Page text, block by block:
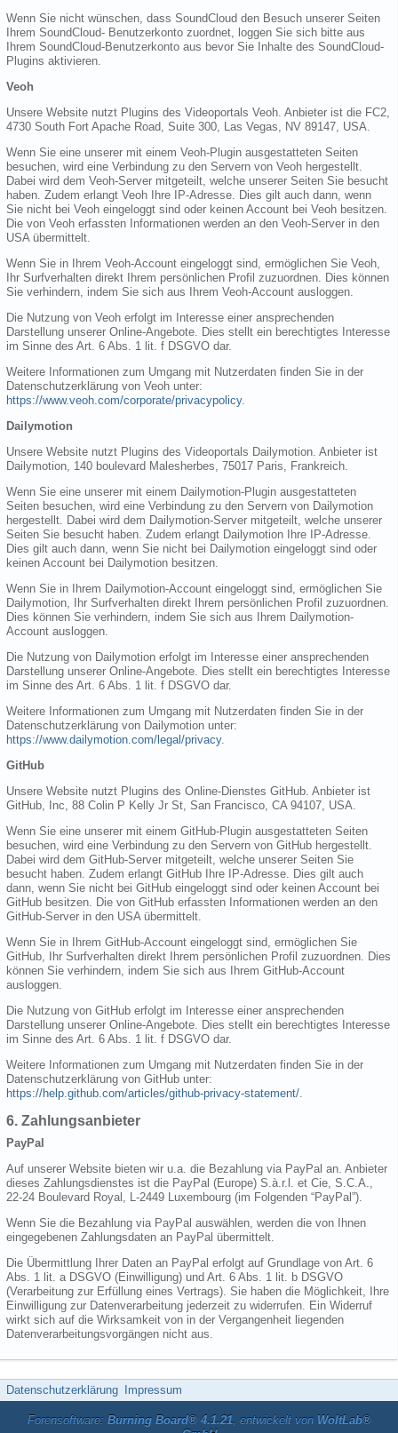
Wenn Sie nicht wünschen, dass SoundCloud den Besuch unserer Seiten
Ihrem SoundCloud- Benutzerkonto zuordnet, loggen Sie sich bitte aus
Ihrem SoundCloud-Benutzerkonto aus bevor Sie Inhalte des SoundCloud-
Plugins aktivieren.
Veoh
Unsere Website nutzt Plugins des Videoportals Veoh. Anbieter ist die FC2,
4730 South Fort Apache Road, Suite 300, Las Vegas, NV 89147, USA.
Wenn Sie eine unserer mit einem Veoh-Plugin ausgestatteten Seiten
besuchen, wird eine Verbindung zu den Servern von Veoh hergestellt.
Dabei wird dem Veoh-Server mitgeteilt, welche unserer Seiten Sie besucht
haben. Zudem erlangt Veoh Ihre IP-Adresse. Dies gilt auch dann, wenn
Sie nicht bei Veoh eingeloggt sind oder keinen Account bei Veoh besitzen.
Die von Veoh erfassten Informationen werden an den Veoh-Server in den
USA übermittelt.
Wenn Sie in Ihrem Veoh-Account eingeloggt sind, ermöglichen Sie Veoh,
Ihr Surfverhalten direkt Ihrem persönlichen Profil zuzuordnen. Dies können
Sie verhindern, indem Sie sich aus Ihrem Veoh-Account ausloggen.
Die Nutzung von Veoh erfolgt im Interesse einer ansprechenden
Darstellung unserer Online-Angebote. Dies stellt ein berechtigtes Interesse
im Sinne des Art. 6 Abs. 1 lit. f DSGVO dar.
Weitere Informationen zum Umgang mit Nutzerdaten finden Sie in der
Datenschutzerklärung von Veoh unter:
https://www.veoh.com/corporate/privacypolicy.
Dailymotion
Unsere Website nutzt Plugins des Videoportals Dailymotion. Anbieter ist
Dailymotion, 140 boulevard Malesherbes, 75017 Paris, Frankreich.
Wenn Sie eine unserer mit einem Dailymotion-Plugin ausgestatteten
Seiten besuchen, wird eine Verbindung zu den Servern von Dailymotion
hergestellt. Dabei wird dem Dailymotion-Server mitgeteilt, welche unserer
Seiten Sie besucht haben. Zudem erlangt Dailymotion Ihre IP-Adresse.
Dies gilt auch dann, wenn Sie nicht bei Dailymotion eingeloggt sind oder
keinen Account bei Dailymotion besitzen.
Wenn Sie in Ihrem Dailymotion-Account eingeloggt sind, ermöglichen Sie
Dailymotion, Ihr Surfverhalten direkt Ihrem persönlichen Profil zuzuordnen.
Dies können Sie verhindern, indem Sie sich aus Ihrem Dailymotion-
Account ausloggen.
Die Nutzung von Dailymotion erfolgt im Interesse einer ansprechenden
Darstellung unserer Online-Angebote. Dies stellt ein berechtigtes Interesse
im Sinne des Art. 6 Abs. 1 lit. f DSGVO dar.
Weitere Informationen zum Umgang mit Nutzerdaten finden Sie in der
Datenschutzerklärung von Dailymotion unter:
https://www.dailymotion.com/legal/privacy.
GitHub
Unsere Website nutzt Plugins des Online-Dienstes GitHub. Anbieter ist
GitHub, Inc, 88 Colin P Kelly Jr St, San Francisco, CA 94107, USA.
Wenn Sie eine unserer mit einem GitHub-Plugin ausgestatteten Seiten
besuchen, wird eine Verbindung zu den Servern von GitHub hergestellt.
Dabei wird dem GitHub-Server mitgeteilt, welche unserer Seiten Sie
besucht haben. Zudem erlangt GitHub Ihre IP-Adresse. Dies gilt auch
dann, wenn Sie nicht bei GitHub eingeloggt sind oder keinen Account bei
GitHub besitzen. Die von GitHub erfassten Informationen werden an den
GitHub-Server in den USA übermittelt.
Wenn Sie in Ihrem GitHub-Account eingeloggt sind, ermöglichen Sie
GitHub, Ihr Surfverhalten direkt Ihrem persönlichen Profil zuzuordnen. Dies
können Sie verhindern, indem Sie sich aus Ihrem GitHub-Account
ausloggen.
Die Nutzung von GitHub erfolgt im Interesse einer ansprechenden
Darstellung unserer Online-Angebote. Dies stellt ein berechtigtes Interesse
im Sinne des Art. 6 Abs. 1 lit. f DSGVO dar.
Weitere Informationen zum Umgang mit Nutzerdaten finden Sie in der
Datenschutzerklärung von GitHub unter:
https://help.github.com/articles/github-privacy-statement/
6. Zahlungsanbieter
PayPal
Auf unserer Website bieten wir u.a. die Bezahlung via PayPal an. Anbieter
dieses Zahlungsdienstes ist die PayPal (Europe) S.à.r.l. et Cie, S.C.A.,
22-24 Boulevard Royal, L-2449 Luxembourg (im Folgenden “PayPal”).
Wenn Sie die Bezahlung via PayPal auswählen, werden die von Ihnen
eingegebenen Zahlungsdaten an PayPal übermittelt.
Die Übermittlung Ihrer Daten an PayPal erfolgt auf Grundlage von Art. 6
Abs. 1 lit. a DSGVO (Einwilligung) und Art. 6 Abs. 1 lit. b DSGVO
(Verarbeitung zur Erfüllung eines Vertrags). Sie haben die Möglichkeit, Ihre
Einwilligung zur Datenverarbeitung jederzeit zu widerrufen. Ein Widerruf
wirkt sich auf die Wirksamkeit von in der Vergangenheit liegenden
Datenverarbeitungsvorgängen nicht aus.
Datenschutzerklärung Impressum
Forensoftware: Burning Board® 4.1.21, entwickelt von WoltLab®